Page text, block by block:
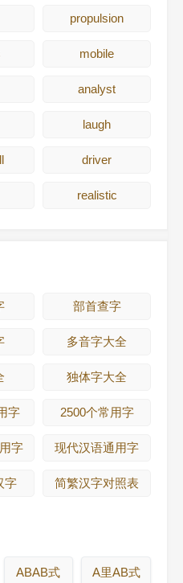
propulsion
mobile
analyst
laugh
driver
realistic
部首查字
多音字大全
独体字大全
字 2500个常用字
字 现代汉语通用字
字 简繁汉字对照表
ABAB式 A里AB式